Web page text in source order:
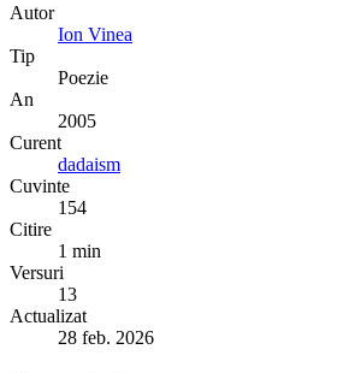
Autor
Ion Vinea
Tip
Poezie
An
2005
Curent
dadaism
Cuvinte
154
Citire
1 min
Versuri
13
Actualizat
28 feb. 2026